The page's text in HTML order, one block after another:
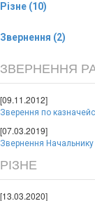
Різне (10)
Звернення (2)
ЗВЕРНЕННЯ
[09.11.2012]
Зверення по
[07.03.2019]
Звернення Начальнику
РІЗНЕ
[13.03.2020]